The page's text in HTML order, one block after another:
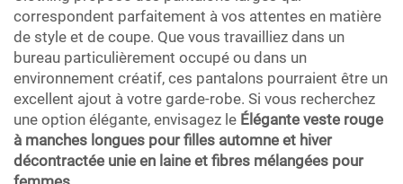
correspondent parfaitement à vos attentes en matière
de style et de coupe. Que vous travailliez dans un
bureau particulièrement occupé ou dans un
environnement créatif, ces pantalons pourraient être un
excellent ajout à votre garde-robe. Si vous recherchez
une option élégante, envisagez le Élégante veste rouge
à manches longues pour filles automne et hiver
décontractée unie en laine et fibres mélangées pour